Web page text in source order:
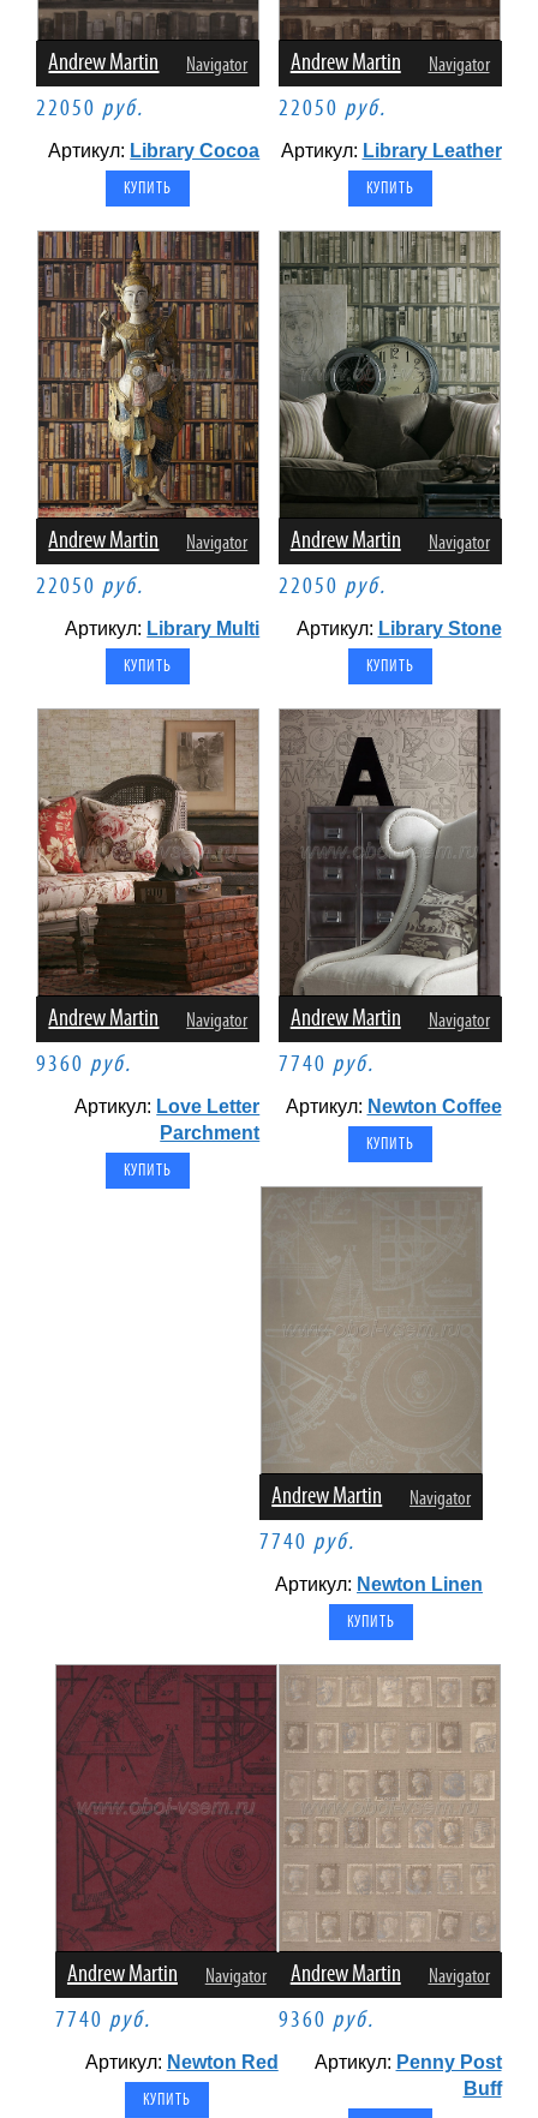
Andrew Martin Navigator
22050 руб.
Артикул: Library Cocoa
Andrew Martin Navigator
22050 руб.
Артикул: Library Leather
Andrew Martin Navigator
22050 руб.
Артикул: Library Multi
Andrew Martin Navigator
22050 руб.
Артикул: Library Stone
Andrew Martin Navigator
9360 руб.
Артикул: Love Letter
Parchment
Andrew Martin Navigator
7740 руб.
Артикул: Newton Coffee
Andrew Martin Navigator
7740 руб.
Артикул: Newton Linen
Andrew Martin Navigator
7740 руб.
Артикул: Newton Red
Andrew Martin Navigator
9360 руб.
Артикул: Penny Post
Buff